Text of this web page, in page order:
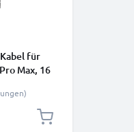
Kabel für
Max, 16
S25
10 Pro
Note 14